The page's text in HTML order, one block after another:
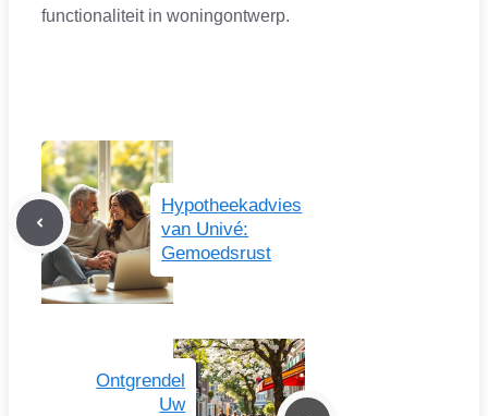
functionaliteit in woningontwerp.
Hypotheekadvies
van Univé:
Gemoedsrust
Ontgrendel
Uw